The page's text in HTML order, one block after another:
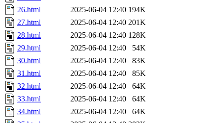
26.html
2025-06-04 12:40 194K
27.html
2025-06-04 12:40 201K
28.html
2025-06-04 12:40 128K
29.html
2025-06-04 12:40
54K
30.html
2025-06-04 12:40
83K
31.html
2025-06-04 12:40
85K
32.html
2025-06-04 12:40
64K
33.html
2025-06-04 12:40
64K
34.html
2025-06-04 12:40
64K